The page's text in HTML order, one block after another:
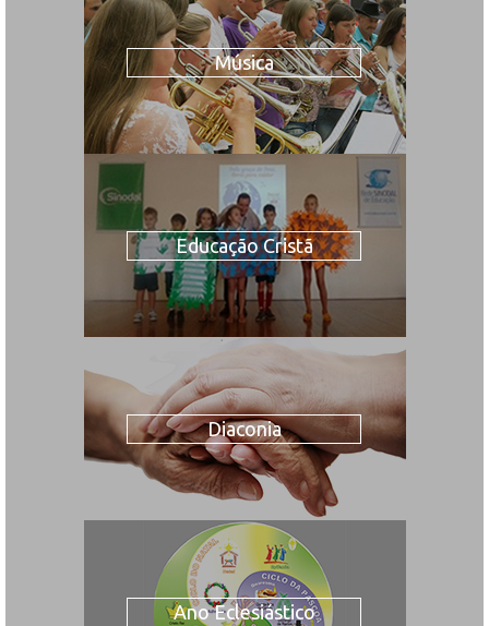
Música
Educação Cristã
Diaconia
Ano Eclesiástico